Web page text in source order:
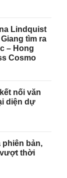
Lindquist
tìm ra
– Hong
Cosmo
nối văn
diện dự
phiên bản,
vượt thời